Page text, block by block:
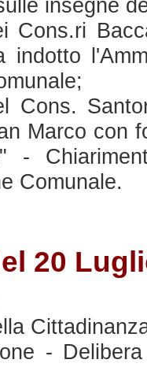
insegne
Cons.ri
indotto
Cons.
Marco con
-
Comunale.
20
-